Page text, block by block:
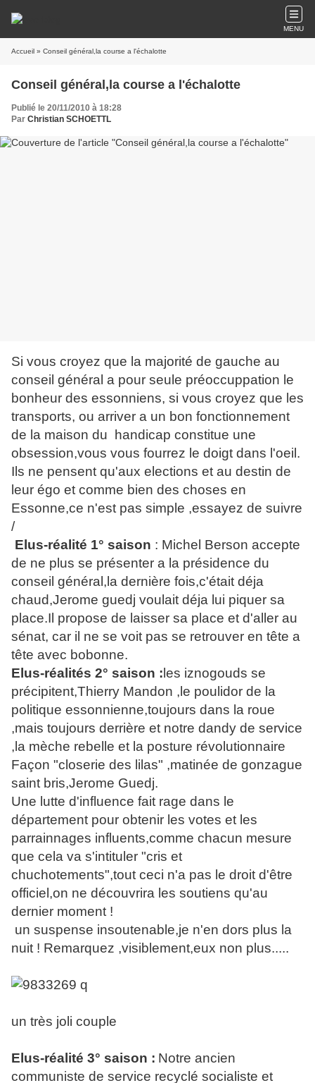
MENU
Accueil » Conseil général,la course a l'échalotte
Conseil général,la course a l'échalotte
Publié le 20/11/2010 à 18:28
Par Christian SCHOETTL
Si vous croyez que la majorité de gauche au
conseil général a pour seule préoccuppation le
bonheur des essonniens, si vous croyez que les
transports, ou arriver a un bon fonctionnement
de la maison du handicap constitue une
obsession,vous vous fourrez le doigt dans l'oeil.
Ils ne pensent qu'aux elections et au destin de
leur égo et comme bien des choses en
Essonne,ce n'est pas simple ,essayez de suivre
/
Elus-réalité 1° saison : Michel Berson accepte
de ne plus se présenter a la présidence du
conseil général,la dernière fois,c'était déja
chaud,Jerome guedj voulait déja lui piquer sa
place.Il propose de laisser sa place et d'aller au
sénat, car il ne se voit pas se retrouver en tête a
tête avec bobonne.
Elus-réalités 2° saison : les iznogouds se
précipitent,Thierry Mandon ,le poulidor de la
politique essonnienne,toujours dans la roue
,mais toujours derrière et notre dandy de service
,la mèche rebelle et la posture révolutionnaire
Façon "closerie des lilas" ,matinée de gonzague
saint bris,Jerome Guedj.
Une lutte d'influence fait rage dans le
département pour obtenir les votes et les
parrainnages influents,comme chacun mesure
que cela va s'intituler "cris et
chuchotements",tout ceci n'a pas le droit d'être
officiel,on ne découvrira les soutiens qu'au
dernier moment !
un suspense insoutenable,je n'en dors plus la
nuit ! Remarquez ,visiblement,eux non plus.....
un très joli couple
Elus-réalité 3° saison : Notre ancien
communiste de service recyclé socialiste et